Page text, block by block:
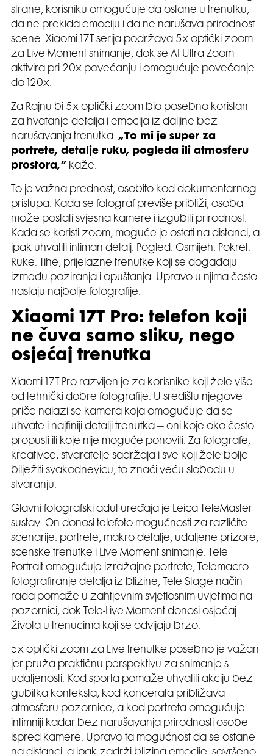
strane, korisniku omogućuje da ostane u trenutku,
da ne prekida emociju i da ne narušava prirodnost
scene. Xiaomi 17T serija podržava 5x optički zoom
za Live Moment snimanje, dok se AI Ultra Zoom
aktivira pri 20x povećanju i omogućuje povećanje
do 120x.
Za Rajnu bi 5x optički zoom bio posebno koristan
za hvatanje detalja i emocija iz daljine bez
narušavanja trenutka. „To mi je super za
portrete, detalje ruku, pogleda ili atmosferu
prostora,” kaže.
To je važna prednost, osobito kod dokumentarnog
pristupa. Kada se fotograf previše približi, osoba
može postati svjesna kamere i izgubiti prirodnost.
Kada se koristi zoom, moguće je ostati na distanci, a
ipak uhvatiti intiman detalj. Pogled. Osmijeh. Pokret.
Ruke. Tihe, prijelazne trenutke koji se događaju
između poziranja i opuštanja. Upravo u njima često
nastaju najbolje fotografije.
Xiaomi 17T Pro: telefon koji
ne čuva samo sliku, nego
osjećaj trenutka
Xiaomi 17T Pro razvijen je za korisnike koji žele više
od tehnički dobre fotografije. U središtu njegove
priče nalazi se kamera koja omogućuje da se
uhvate i najfiniji detalji trenutka – oni koje oko često
propusti ili koje nije moguće ponoviti. Za fotografe,
kreativce, stvaratelje sadržaja i sve koji žele bolje
bilježiti svakodnevicu, to znači veću slobodu u
stvaranju.
Glavni fotografski adut uređaja je Leica TeleMaster
sustav. On donosi telefoto mogućnosti za različite
scenarije: portrete, makro detalje, udaljene prizore,
scenske trenutke i Live Moment snimanje. Tele-
Portrait omogućuje izražajne portrete, Telemacro
fotografiranje detalja iz blizine, Tele Stage način
rada pomaže u zahtjevnim svjetlosnim uvjetima na
pozornici, dok Tele-Live Moment donosi osjećaj
života u trenucima koji se odvijaju brzo.
5x optički zoom za Live trenutke posebno je važan
jer pruža praktičnu perspektivu za snimanje s
udaljenosti. Kod sporta pomaže uhvatiti akciju bez
gubitka konteksta, kod koncerata približava
atmosferu pozornice, a kod portreta omogućuje
intimniji kadar bez narušavanja prirodnosti osobe
ispred kamere. Upravo ta mogućnost da se ostane